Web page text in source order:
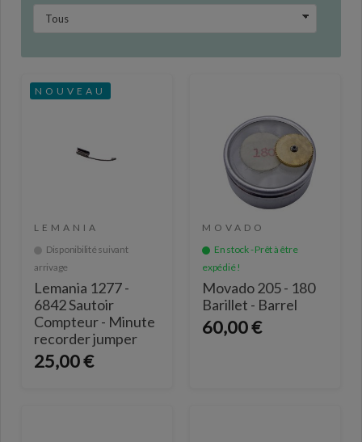
NOUVEAU
LEMANIA
Disponibilité suivant
arrivage
Lemania 1277 -
6842 Sautoir
Compteur - Minute
recorder jumper
25,00 €
MOVADO
En stock - Prêt à être
expédié !
Movado 205 - 180
Barillet - Barrel
60,00 €